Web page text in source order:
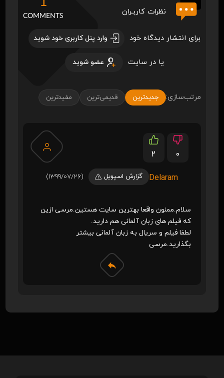
نظرات کاربـران COMMENTS
برای انتشار دیدگاه خود وارد پنل کاربری خود شوید
یا در سایت عضو شوید
مرتب‌سازی: جدیدترین قدیمی‌ترین مفیدترین
2 0
Delaram گزارش اسپویل (1399/07/26)
سلام.ممنون واقعا بهترین سایت هستین.مرسی ازین
که فیلم های زبان آلمانی هم دارید.
لطفا فیلم و سریال به زبان آلمانی بیشتر
بگذارید.مرسی